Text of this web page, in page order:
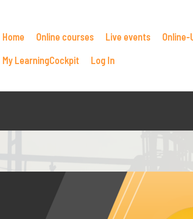
Home Online courses Live events
My LearningCockpit
Log In